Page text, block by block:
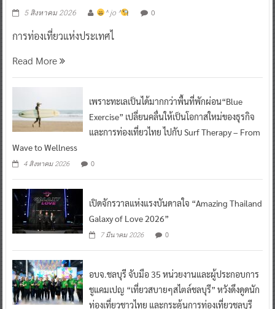
5 สิงหาคม 2026 ^ jo ^ 0
การท่องเที่ยวแห่งประเทศไ
Read More
เพราะทะเลเป็นได้มากกว่าพื้นที่พักผ่อน“Blue
Exercise” เปลี่ยนคลื่นให้เป็นโอกาสใหม่ของธุรกิจ
และการท่องเที่ยวไทย ไปกับ Surf Therapy – From
Wave to Wellness
4 สิงหาคม 2026 0
เปิดจักรวาลแห่งแรงบันดาลใจ “Amazing Thailand
Galaxy of Love 2026”
7 มีนาคม 2026 0
อบจ.ชลบุรี จับมือ 35 หน่วยงานและผู้ประกอบการ
ชูแคมเปญ “เที่ยวสบายๆสไตล์ชลบุรี” หวังดึงดูดนัก
ท่องเที่ยวชาวไทย และกระตุ้นการท่องเที่ยวชลบุรี